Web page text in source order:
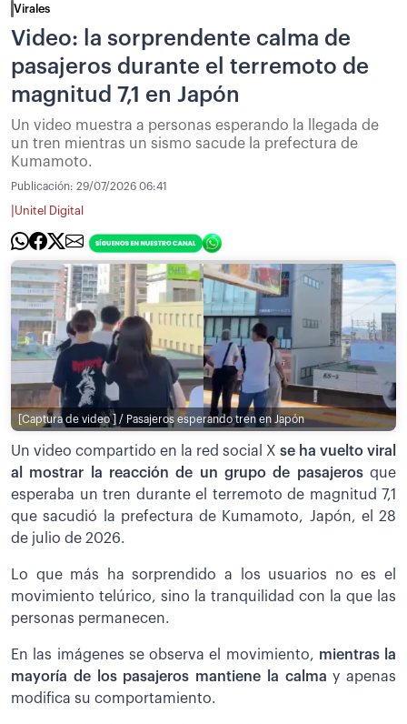
Virales
Video: la sorprendente calma de
pasajeros durante el terremoto de
magnitud 7,1 en Japón
Un video muestra a personas esperando la llegada de
un tren mientras un sismo sacude la prefectura de
Kumamoto.
Publicación: 29/07/2026 06:41
Unitel Digital
[Captura de video ] / Pasajeros esperando tren en Japón
Un video compartido en la red social X se ha vuelto viral
al mostrar la reacción de un grupo de pasajerosque
esperaba un tren durante el terremoto de magnitud 7,1
que sacudió la prefectura de Kumamoto, Japón, el 28
de julio de 2026.
Lo que más ha sorprendido a los usuarios no es el
movimiento telúrico, sino la tranquilidad con la que las
personas permanecen.
En las imágenes se observa el movimiento, mientras la
mayoría de los pasajeros mantiene la calma y apenas
modifica su comportamiento.